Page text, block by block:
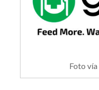
Foto vía